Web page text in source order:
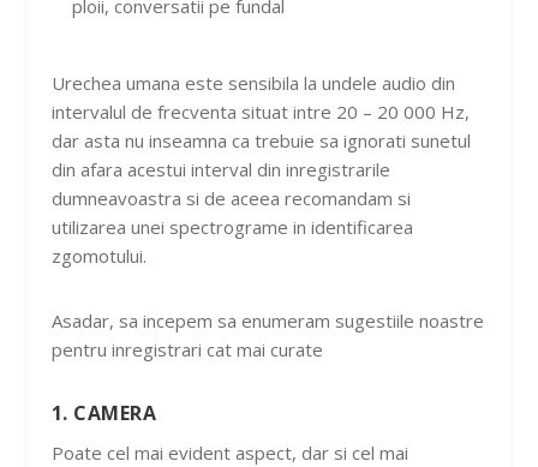
ploii, conversatii pe fundal
Urechea umana este sensibila la undele audio din
intervalul de frecventa situat intre 20 – 20 000 Hz,
dar asta nu inseamna ca trebuie sa ignorati sunetul
din afara acestui interval din inregistrarile
dumneavoastra si de aceea recomandam si
utilizarea unei spectrograme in identificarea
zgomotului.
Asadar, sa incepem sa enumeram sugestiile noastre
pentru inregistrari cat mai curate
1. CAMERA
Poate cel mai evident aspect, dar si cel mai